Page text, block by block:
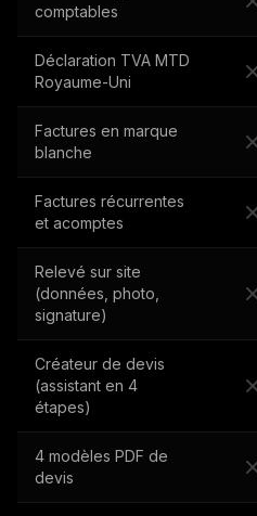
comptables
Déclaration TVA MTD
Royaume-Uni
Factures en marque
blanche
Factures récurrentes
et acomptes
Relevé sur site
(données, photo,
signature)
Créateur de devis
(assistant en 4
étapes)
4 modèles PDF de
devis